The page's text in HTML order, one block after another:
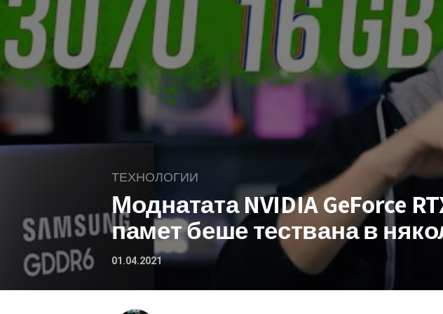
ТЕХНОЛОГИИ
Моднатата NVIDIA GeForce
памет беше тествана в
01.04.2021